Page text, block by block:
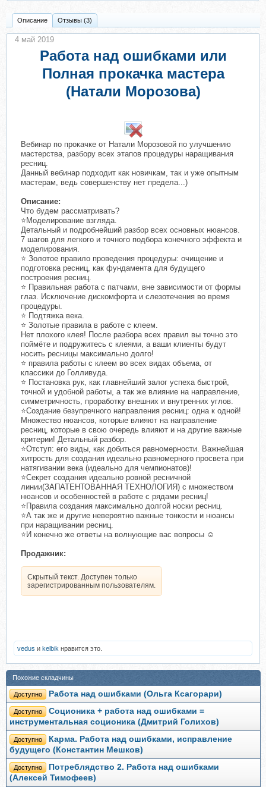
Описание Отзывы (3)
Работа над ошибками или
Полная прокачка мастера
(Натали Морозова)
Вебинар по прокачке от Натали Морозовой по улучшению
мастерства, разбору всех этапов процедуры наращивания
ресниц.
Данный вебинар подходит как новичкам, так и уже опытным
мастерам, ведь совершенству нет предела...)
Описание:
Что будем рассматривать?
⭐️Моделирование взгляда.
Детальный и подробнейший разбор всех основных нюансов.
7 шагов для легкого и точного подбора конечного эффекта и
моделирования.
⭐️ Золотое правило проведения процедуры: очищение и
подготовка ресниц, как фундамента для будущего
построения ресниц.
⭐️ Правильная работа с патчами, вне зависимости от формы
глаз. Исключение дискомфорта и слезотечения во время
процедуры.
⭐️ Подтяжка века.
⭐️ Золотые правила в работе с клеем.
Нет плохого клея! После разбора всех правил вы точно это
поймёте и подружитесь с клеями, а ваши клиенты будут
носить ресницы максимально долго!
⭐️ правила работы с клеем во всех видах объема, от
классики до Голливуда.
⭐️ Постановка рук, как главнейший залог успеха быстрой,
точной и удобной работы, а так же влияние на направление,
симметричность, проработку внешних и внутренних углов.
⭐️Создание безупречного направления ресниц: одна к одной!
Множество нюансов, которые влияют на направление
ресниц, которые в свою очередь влияют и на другие важные
критерии! Детальный разбор.
⭐️Отступ: его виды, как добиться равномерности. Важнейшая
хитрость для создания идеально равномерного просвета при
натягивании века (идеально для чемпионатов)!
⭐️Секрет создания идеально ровной ресничной
линии(ЗАПАТЕНТОВАННАЯ ТЕХНОЛОГИЯ) с множеством
нюансов и особенностей в работе с рядами ресниц!
⭐️Правила создания максимально долгой носки ресниц.
⭐️А так же и другие невероятно важные тонкости и нюансы
при наращивании ресниц.
⭐️И конечно же ответы на волнующие вас вопросы ☺️
Продажник:
Скрытый текст. Доступен только
зарегистрированным пользователям.
4 май 2019
vedus и kelbik нравится это.
Похожие складчины
Доступно Работа над ошибками (Ольга Ксагорари)
Доступно
Соционика + работа над ошибками =
инструментальная соционика (Дмитрий Голихов)
Доступно
Карма. Работа над ошибками, исправление
будущего (Константин Мешков)
Доступно
Потреблядство 2. Работа над ошибками
(Алексей Тимофеев)